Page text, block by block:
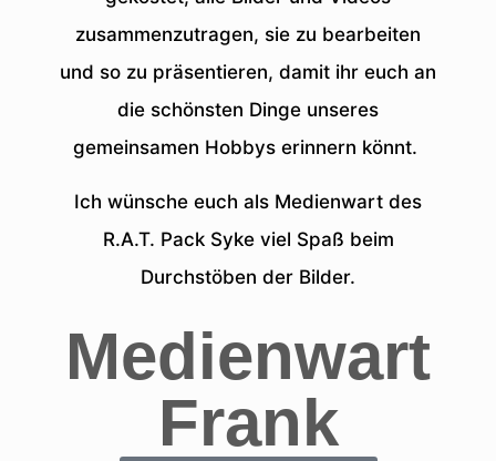
zusammenzutragen, sie zu bearbeiten
und so zu präsentieren, damit ihr euch an
die schönsten Dinge unseres
gemeinsamen Hobbys erinnern könnt.
Ich wünsche euch als Medienwart des
R.A.T. Pack Syke viel Spaß beim
Durchstöben der Bilder.
Medienwart
Frank